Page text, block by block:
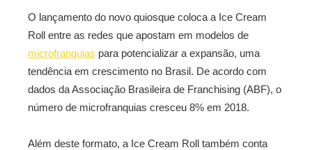
O lançamento do novo quiosque coloca a Ice Cream
Roll entre as redes que apostam em modelos de
microfranquias para potencializar a expansão, uma
tendência em crescimento no Brasil. De acordo com
dados da Associação Brasileira de Franchising (ABF), o
número de microfranquias cresceu 8% em 2018.
Além deste formato, a Ice Cream Roll também conta